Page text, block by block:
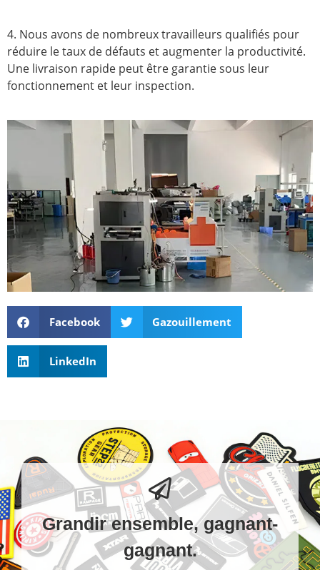
4. Nous avons de nombreux travailleurs qualifiés pour
réduire le taux de défauts et augmenter la productivité.
Une livraison rapide peut être garantie sous leur
fonctionnement et leur inspection.
Facebook Gazouillement
LinkedIn
Grandir ensemble, gagnant-
gagnant.